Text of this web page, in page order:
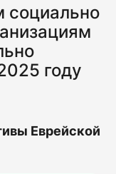
социально
году
Еврейской